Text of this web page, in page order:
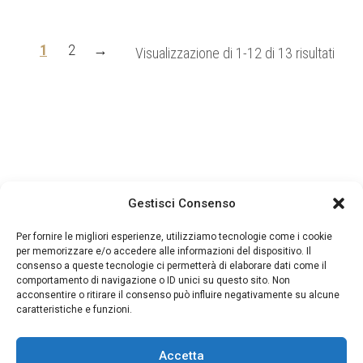
Gestisci Consenso
Per fornire le migliori esperienze, utilizziamo tecnologie come i cookie
per memorizzare e/o accedere alle informazioni del dispositivo. Il
consenso a queste tecnologie ci permetterà di elaborare dati come il
comportamento di navigazione o ID unici su questo sito. Non
acconsentire o ritirare il consenso può influire negativamente su alcune
caratteristiche e funzioni.
Accetta
1.590,00€.889,00€.
1 2 → Visualizzazione di 1-12 di 13 risultati